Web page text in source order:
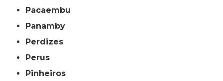
Pacaembu
Panamby
Perdizes
Perus
Pinheiros